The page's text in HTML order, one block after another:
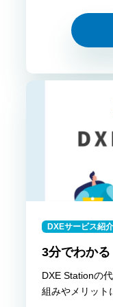
DXEサービス紹介
3分でわか
DXE Stationの
組みやメリット